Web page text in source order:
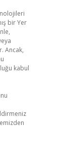
bir Yer
Ancak,
kabul